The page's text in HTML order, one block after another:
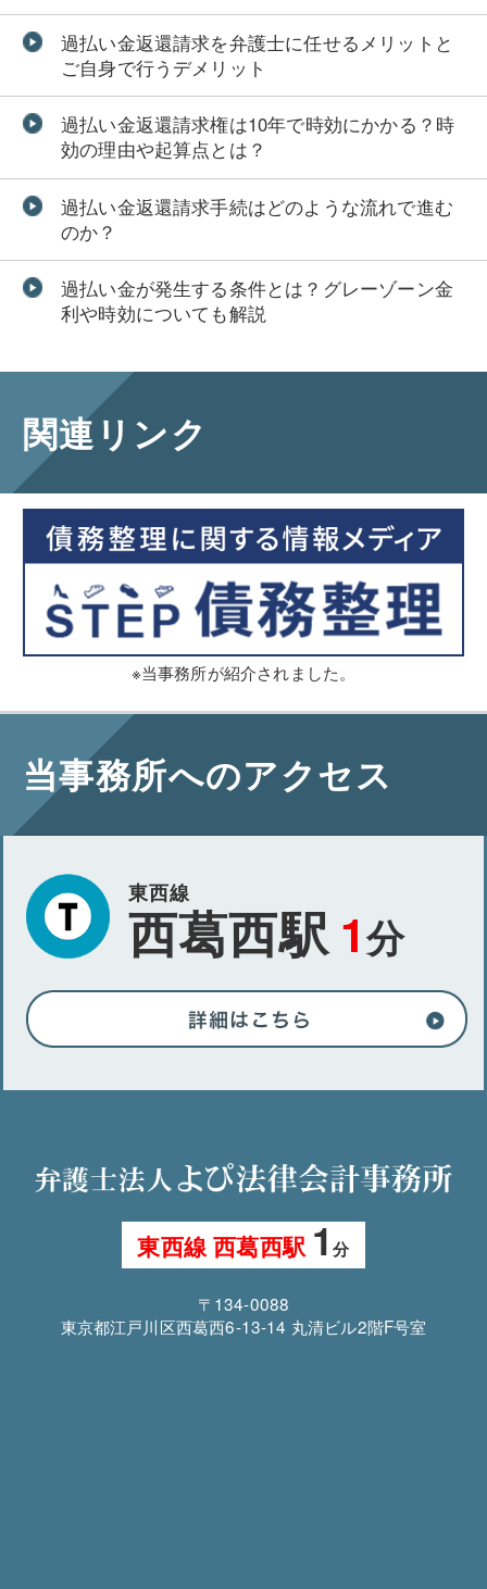
過払い金返還請求を弁護士に任せるメリットと
ご自身で行うデメリット
過払い金返還請求権は10年で時効にかかる？時
効の理由や起算点とは？
過払い金返還請求手続はどのような流れで進む
のか？
過払い金が発生する条件とは？グレーゾーン金
利や時効についても解説
関連リンク
※当事務所が紹介されました。
当事務所へのアクセス
東西線
西葛西駅1分
東西線 西葛西駅 1分
〒134-0088
東京都江戸川区西葛西6-13-14 丸清ビル2階F号室